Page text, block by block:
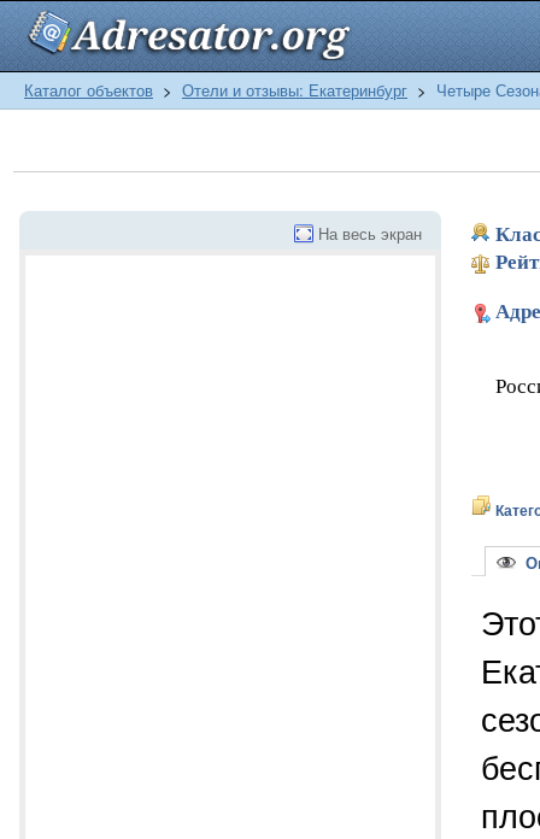
Каталог объектов > Отели и отзывы: Екатеринбург > Четыре
На весь экран